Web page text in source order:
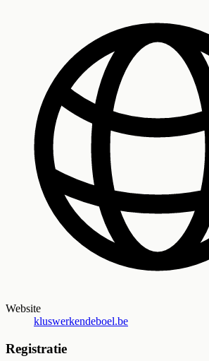
Website
kluswerkendeboel.be
Registratie